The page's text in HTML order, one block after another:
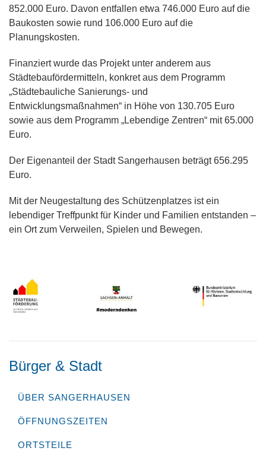
852.000 Euro. Davon entfallen etwa 746.000 Euro auf die
Baukosten sowie rund 106.000 Euro auf die
Planungskosten.
Finanziert wurde das Projekt unter anderem aus
Städtebaufördermitteln, konkret aus dem Programm
„Städtebauliche Sanierungs- und
Entwicklungsmaßnahmen“ in Höhe von 130.705 Euro
sowie aus dem Programm „Lebendige Zentren“ mit 65.000
Euro.
Der Eigenanteil der Stadt Sangerhausen beträgt 656.295
Euro.
Mit der Neugestaltung des Schützenplatzes ist ein
lebendiger Treffpunkt für Kinder und Familien entstanden –
ein Ort zum Verweilen, Spielen und Bewegen.
Bürger & Stadt
ÜBER SANGERHAUSEN
ÖFFNUNGSZEITEN
ORTSTEILE